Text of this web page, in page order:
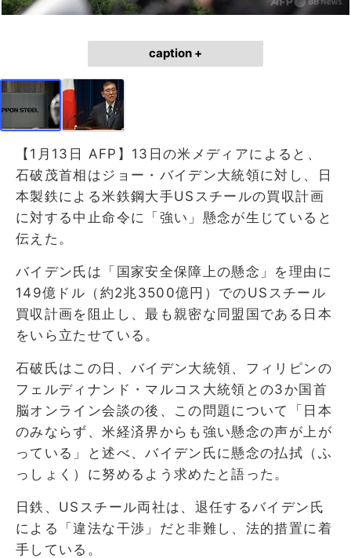
caption +
【1月13日 AFP】13日の米メディアによると、
石破茂首相はジョー・バイデン大統領に対し、日
本製鉄による米鉄鋼大手USスチールの買収計画
に対する中止命令に「強い」懸念が生じていると
伝えた。
バイデン氏は「国家安全保障上の懸念」を理由に
149億ドル（約2兆3500億円）でのUSスチール
買収計画を阻止し、最も親密な同盟国である日本
をいら立たせている。
石破氏はこの日、バイデン大統領、フィリピンの
フェルディナンド・マルコス大統領との3か国首
脳オンライン会談の後、この問題について「日本
のみならず、米経済界からも強い懸念の声が上が
っている」と述べ、バイデン氏に懸念の払拭（ふ
っしょく）に努めるよう求めたと語った。
日鉄、USスチール両社は、退任するバイデン氏
による「違法な干渉」だと非難し、法的措置に着
手している。